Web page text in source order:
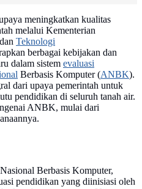
meningkatkan kualitas
melalui Kementerian
Teknologi
berbagai kebijakan dan
dalam sistem evaluasi
Berbasis Komputer (ANBK).
dari upaya pemerintah untuk
pendidikan di seluruh tanah air.
ANBK, mulai dari
Berbasis Komputer,
pendidikan yang diinisiasi oleh